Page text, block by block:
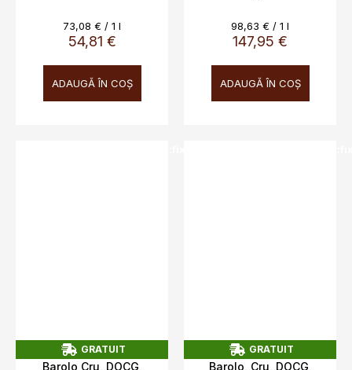
54,81 €
Evaluare
preţ:
73,08 € / 1 l
ADAUGĂ ÎN COŞ
T
legno, 1,5L
147,95 €
Evaluare
preţ:
98,63 € / 1 l
ADAUGĂ ÎN COŞ
G
GRATUIT
Barolo Cru, DOCG,
G
GRATUIT
Barolo, Cru, DOCG,